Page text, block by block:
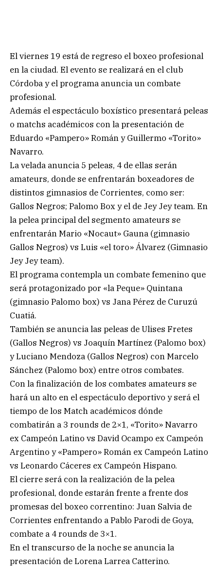
El viernes 19 está de regreso el boxeo profesional
en la ciudad. El evento se realizará en el club
Córdoba y el programa anuncia un combate
profesional.
Además el espectáculo boxístico presentará peleas
o matchs académicos con la presentación de
Eduardo «Pampero» Román y Guillermo «Torito»
Navarro.
La velada anuncia 5 peleas, 4 de ellas serán
amateurs, donde se enfrentarán boxeadores de
distintos gimnasios de Corrientes, como ser:
Gallos Negros; Palomo Box y el de Jey Jey team. En
la pelea principal del segmento amateurs se
enfrentarán Mario «Nocaut» Gauna (gimnasio
Gallos Negros) vs Luis «el toro» Álvarez (Gimnasio
Jey Jey team).
El programa contempla un combate femenino que
será protagonizado por «la Peque» Quintana
(gimnasio Palomo box) vs Jana Pérez de Curuzú
Cuatiá.
También se anuncia las peleas de Ulises Fretes
(Gallos Negros) vs Joaquín Martínez (Palomo box)
y Luciano Mendoza (Gallos Negros) con Marcelo
Sánchez (Palomo box) entre otros combates.
Con la finalización de los combates amateurs se
hará un alto en el espectáculo deportivo y será el
tiempo de los Match académicos dónde
combatirán a 3 rounds de 2×1, «Torito» Navarro
ex Campeón Latino vs David Ocampo ex Campeón
Argentino y «Pampero» Román ex Campeón Latino
vs Leonardo Cáceres ex Campeón Hispano.
El cierre será con la realización de la pelea
profesional, donde estarán frente a frente dos
promesas del boxeo correntino: Juan Salvia de
Corrientes enfrentando a Pablo Parodi de Goya,
combate a 4 rounds de 3×1.
En el transcurso de la noche se anuncia la
presentación de Lorena Larrea Catterino.